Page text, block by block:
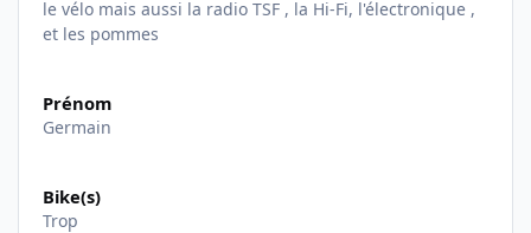
le vélo mais aussi la radio TSF , la Hi-Fi, l'électronique ,
et les pommes
Prénom
Germain
Bike(s)
Trop